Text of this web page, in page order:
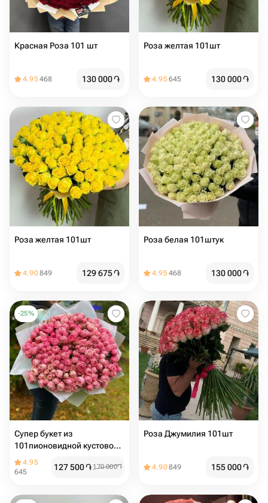
Красная Роза 101 шт
4.95468 130 000֏
Роза желтая 101шт
4.95645 130 000֏
Роза желтая 101шт
4.90849 129 675֏
Роза белая 101штук
4.95468 130 000֏
-25%
Супер букет из
101пионовидной кустовой
розы
4.95
645
127 500֏ 170 000֏
Роза Джумилия 101шт
4.90849 155 000֏